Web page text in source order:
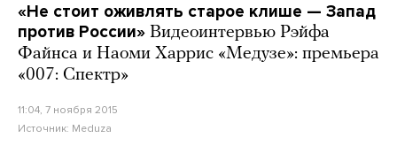
«Не стоит оживлять старое клише — Запад
против России» Видеоинтервью Рэйфа
Файнса и Наоми Харрис «Медузе»: премьера
«007: Спектр»
11:04, 7 ноября 2015
Источник: Meduza